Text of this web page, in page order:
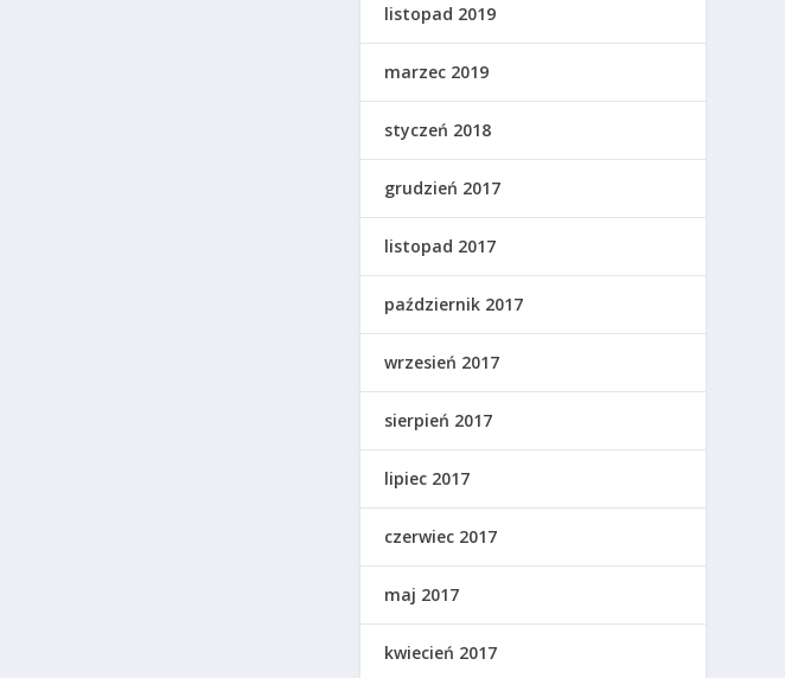
listopad 2019
marzec 2019
styczeń 2018
grudzień 2017
listopad 2017
październik 2017
wrzesień 2017
sierpień 2017
lipiec 2017
czerwiec 2017
maj 2017
kwiecień 2017